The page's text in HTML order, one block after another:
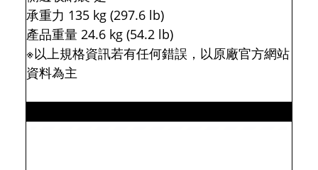
承重力 135 kg (297.6 lb)
產品重量 24.6 kg (54.2 lb)
※以上規格資訊若有任何錯誤，以原廠官方網站
資料為主